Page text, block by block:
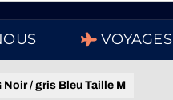
VOYAGES
Noir / gris Bleu Taille M